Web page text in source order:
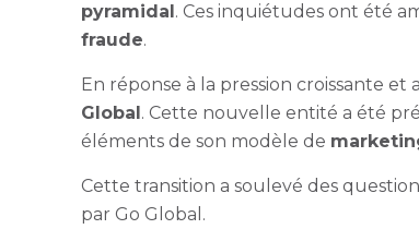
pyramidal. Ces inquiétudes ont été
fraude.
En réponse à la pression croissante
Global. Cette nouvelle entité a été
éléments de son modèle de
Cette transition a soulevé des
par Go Global.